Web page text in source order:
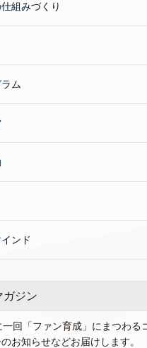
組みづくり
ム
ンド
ガジン
一回「ファン育成」にまつわる
お知らせなどお届けします。